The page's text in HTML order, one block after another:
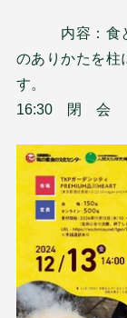
東四柳祥
内容：食と
のありかたを柱
す。
16:30 閉 会